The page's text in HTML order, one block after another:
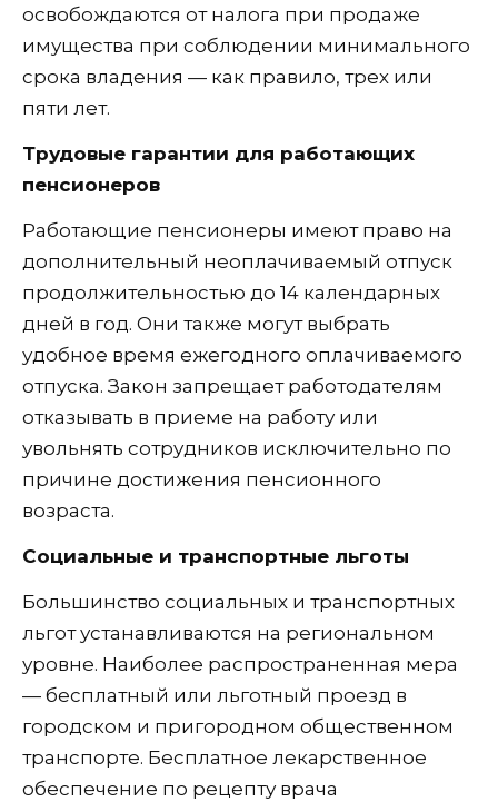
освобождаются от налога при продаже
имущества при соблюдении минимального
срока владения — как правило, трех или
пяти лет.
Трудовые гарантии для работающих
пенсионеров
Работающие пенсионеры имеют право на
дополнительный неоплачиваемый отпуск
продолжительностью до 14 календарных
дней в год. Они также могут выбрать
удобное время ежегодного оплачиваемого
отпуска. Закон запрещает работодателям
отказывать в приеме на работу или
увольнять сотрудников исключительно по
причине достижения пенсионного
возраста.
Социальные и транспортные льготы
Большинство социальных и транспортных
льгот устанавливаются на региональном
уровне. Наиболее распространенная мера
— бесплатный или льготный проезд в
городском и пригородном общественном
транспорте. Бесплатное лекарственное
обеспечение по рецепту врача